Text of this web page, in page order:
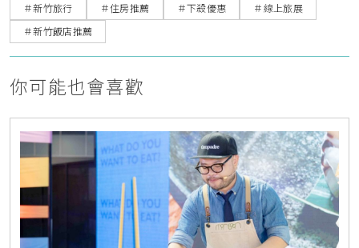
＃新竹旅行 ＃住房推薦 ＃下殺優惠
＃線上旅展
＃新竹飯店推薦
你可能也會喜歡